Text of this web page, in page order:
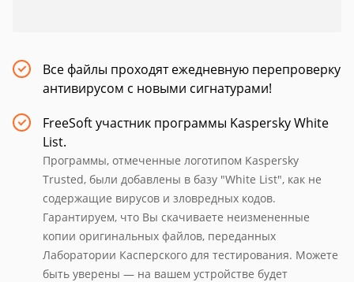
Все файлы проходят ежедневную перепроверку
антивирусом с новыми сигнатурами!
FreeSoft участник программы Kaspersky White
List.
Программы, отмеченные логотипом Kaspersky
Trusted, были добавлены в базу "White List", как не
содержащие вирусов и зловредных кодов.
Гарантируем, что Вы скачиваете неизмененные
копии оригинальных файлов, переданных
Лаборатории Касперского для тестирования. Можете
быть уверены — на вашем устройстве будет